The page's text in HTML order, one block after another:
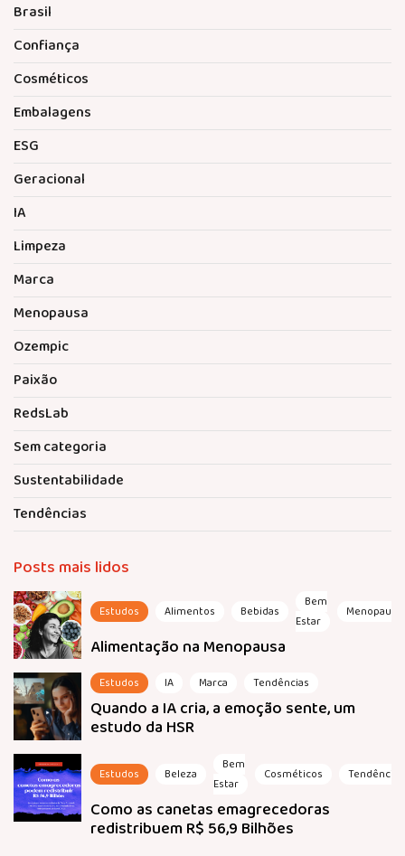
Brasil
Confiança
Cosméticos
Embalagens
ESG
Geracional
IA
Limpeza
Marca
Menopausa
Ozempic
Paixão
RedsLab
Sem categoria
Sustentabilidade
Tendências
Posts mais lidos
Estudos Alimentos Bebidas
Bem
Estar
Menopausa
Alimentação na Menopausa
Estudos IA Marca Tendências
Quando a IA cria, a emoção sente, um
estudo da HSR
Estudos Beleza
Bem
Estar
Cosméticos Tendências
Como as canetas emagrecedoras
redistribuem R$ 56,9 Bilhões